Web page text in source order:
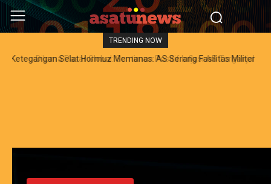
TRENDING NOW
Dilema Pasar Global: Sentimen Positif Inflasi AS Terganjal